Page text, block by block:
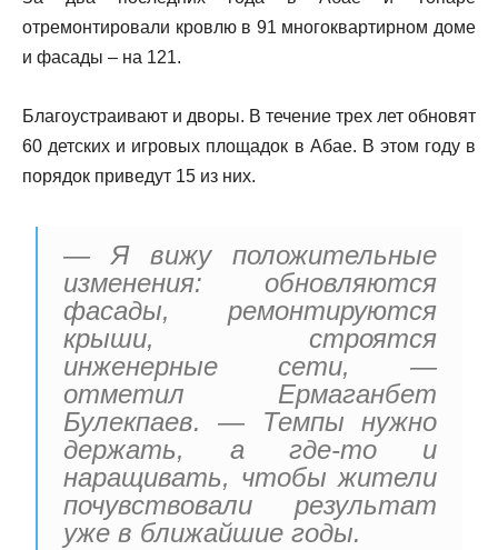
отремонтировали кровлю в 91 многоквартирном доме
и фасады – на 121.
Благоустраивают и дворы. В течение трех лет обновят
60 детских и игровых площадок в Абае. В этом году в
порядок приведут 15 из них.
— Я вижу положительные
изменения: обновляются
фасады, ремонтируются
крыши, строятся
инженерные сети, —
отметил Ермаганбет
Булекпаев. — Темпы нужно
держать, а где-то и
наращивать, чтобы жители
почувствовали результат
уже в ближайшие годы.